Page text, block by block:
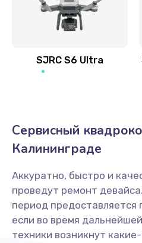
SJRC S6 Ultra
Сервисный
Калининграде
Аккуратно, быстро и
проведут ремонт
период предоставляется
если во время
техники возникнут